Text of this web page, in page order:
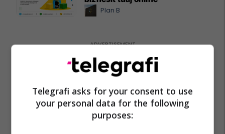
Plan B
Telegrafi asks for your consent to use
your personal data for the following
purposes: